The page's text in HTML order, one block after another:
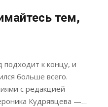
тем,
к концу, и
больше всего.
с редакцией
Кудрявцева —…